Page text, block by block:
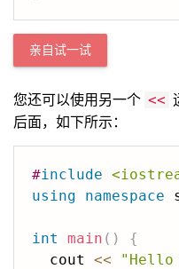
亲自试一试
您还可以使用另一个 <<
后面，如下所示：
#include
using
namespace
int main ( )
{
  cout
<< "Hello